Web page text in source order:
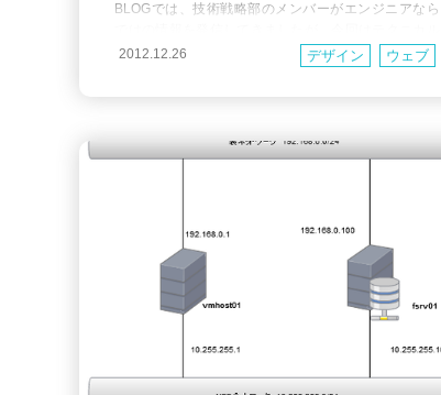
BLOGでは、技術戦略部のメンバーがエンジニアなら
な内容から少し離れ、デザイン制作部の仕事内容を紹
介させていただきます。 ◆デザイン制作部とは？ 目
2012.12.26 デザイン ウェブ